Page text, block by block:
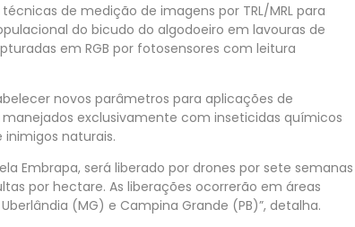
de medição de imagens por TRL/MRL para
do bicudo do algodoeiro em lavouras de
em RGB por fotosensores com leitura
novos parâmetros para aplicações de
exclusivamente com inseticidas químicos
naturais.
Embrapa, será liberado por drones por sete semanas
por hectare. As liberações ocorrerão em áreas
(MG) e Campina Grande (PB)”, detalha.